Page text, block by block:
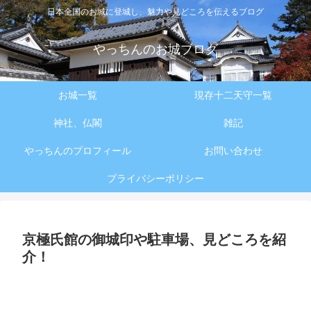
日本全国のお城に登城し、魅力や見どころを伝えるブログ
やっちんのお城ブログ
お城一覧 現存十二天守一覧
神社、仏閣 雑記
やっちんのプロフィール お問い合わせ
プライバシーポリシー
京極氏館の御城印や駐車場、見どころを紹
介！